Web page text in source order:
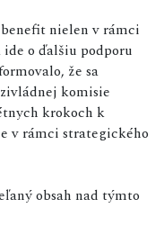
nielen v rámci
o ďalšiu podporu
že sa
komisie
krokoch k
v rámci strategického
obsah nad týmto